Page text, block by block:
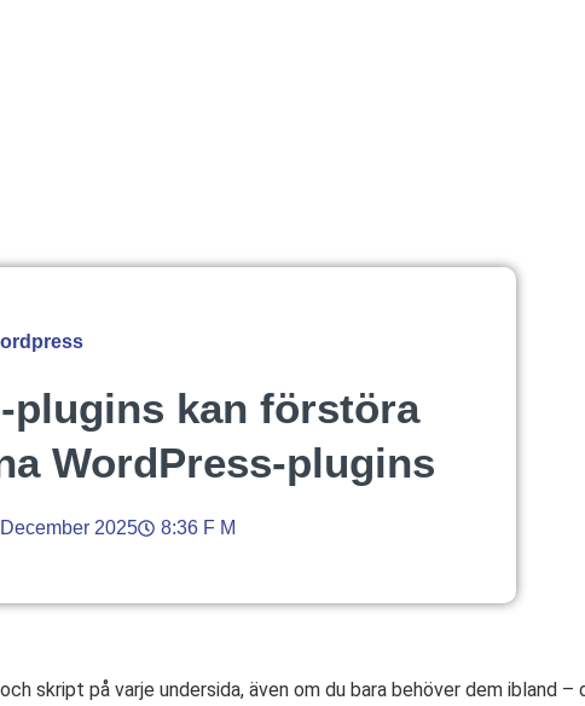
plugins kan förstöra
WordPress-plugins
2025 8:36 F M
skript på varje undersida, även om du bara behöver dem ibland